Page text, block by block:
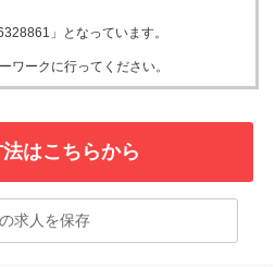
」となっています。
ワークに行ってください。
はこちらから